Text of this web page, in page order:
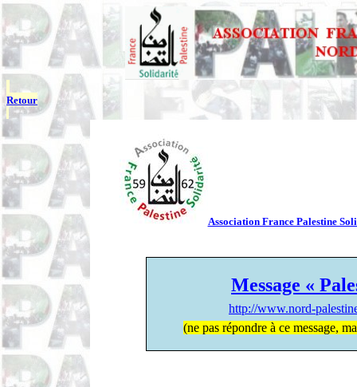
Retour
Association France Palestine
Message «
http://www.nord-
(ne pas répondre à ce message,